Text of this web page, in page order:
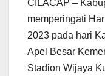
CILACAP –
memperingati
2023 pada hari
Apel Besar
Stadion Wijaya